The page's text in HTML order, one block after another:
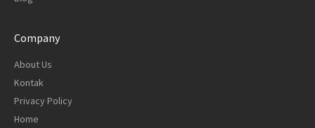
Company
About Us
Kontak
Privacy Policy
Home